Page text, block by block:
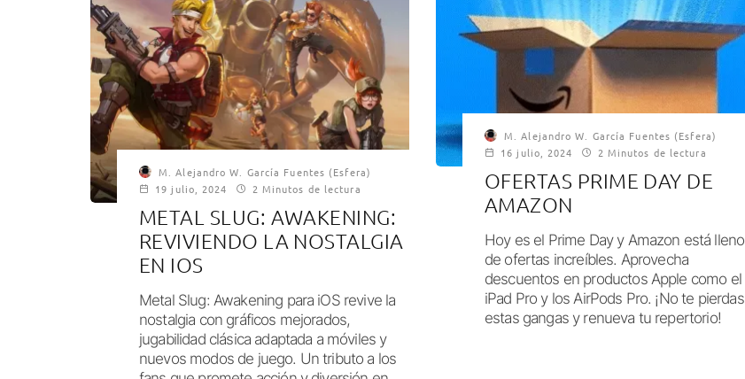
M. Alejandro W. García Fuentes (Esfera)
19 julio, 2024
2 Minutos de lectura
METAL SLUG: AWAKENING:
REVIVIENDO LA NOSTALGIA
EN IOS
Metal Slug: Awakening para iOS revive la
nostalgia con gráficos mejorados,
jugabilidad clásica adaptada a móviles y
nuevos modos de juego. Un tributo a los
M. Alejandro W. García Fuentes (Esfera)
16 julio, 2024
2 Minutos de lectura
OFERTAS PRIME DAY DE
AMAZON
Hoy es el Prime Day y Amazon está lleno
de ofertas increíbles. Aprovecha
descuentos en productos Apple como el
iPad Pro y los AirPods Pro. ¡No te pierdas
estas gangas y renueva tu repertorio!